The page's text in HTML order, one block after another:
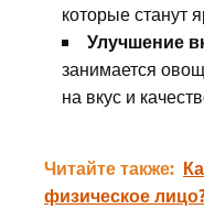
которые станут
Улучшение
занимается
на вкус и
Читайте также:
физическое